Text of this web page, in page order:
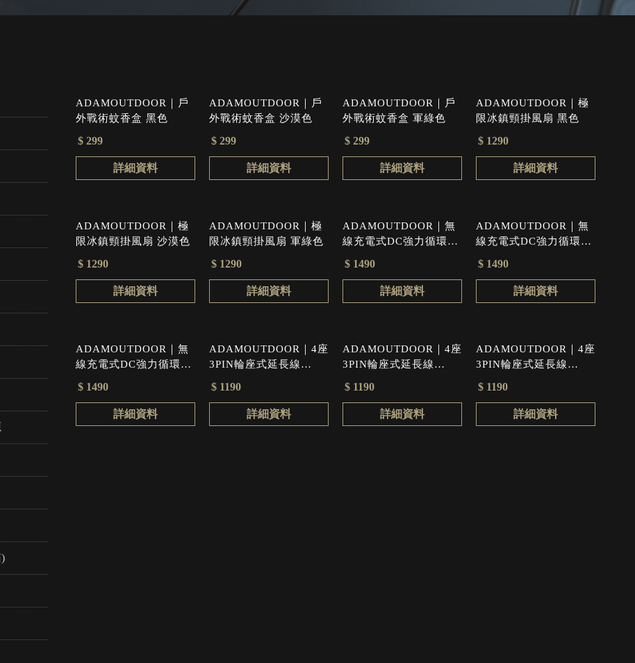
ADAMOUTDOOR｜戶
外戰術蚊香盒 黑色
$ 299
詳細資料
ADAMOUTDOOR｜戶
外戰術蚊香盒 沙漠色
$ 299
詳細資料
ADAMOUTDOOR｜戶
外戰術蚊香盒 軍綠色
$ 299
詳細資料
ADAMOUTDOOR｜極
限冰鎮頸掛風扇 黑色
$ 1290
詳細資料
ADAMOUTDOOR｜極
限冰鎮頸掛風扇 沙漠色
$ 1290
詳細資料
ADAMOUTDOOR｜極
限冰鎮頸掛風扇 軍綠色
$ 1290
詳細資料
ADAMOUTDOOR｜無
線充電式DC強力循環扇
黑色
$ 1490
詳細資料
ADAMOUTDOOR｜無
線充電式DC強力循環扇
沙漠色
$ 1490
詳細資料
ADAMOUTDOOR｜無
線充電式DC強力循環扇
軍綠色
$ 1490
詳細資料
ADAMOUTDOOR｜4座
3PIN輪座式延長線
10.5M 黑色
$ 1190
詳細資料
ADAMOUTDOOR｜4座
3PIN輪座式延長線
10.5M 沙漠色
$ 1190
詳細資料
ADAMOUTDOOR｜4座
3PIN輪座式延長線
10.5M 軍綠色
$ 1190
詳細資料